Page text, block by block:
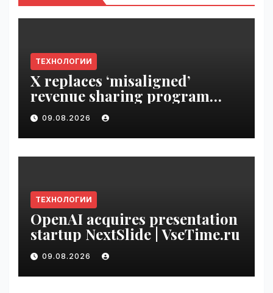
ТЕХНОЛОГИИ
X replaces ‘misaligned’
revenue sharing program
with Original Content
Rewards | VseTime.ru
09.08.2026
ТЕХНОЛОГИИ
OpenAI acquires presentation
startup NextSlide | VseTime.ru
09.08.2026